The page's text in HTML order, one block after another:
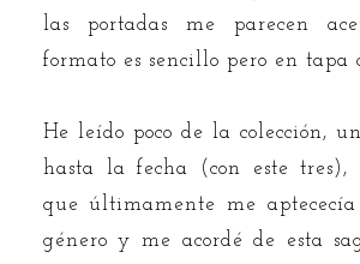
las portadas me parecen
formato es sencillo pero en tapa
He leído poco de la colección,
hasta la fecha (con este
que últimamente me
género y me acordé de esta